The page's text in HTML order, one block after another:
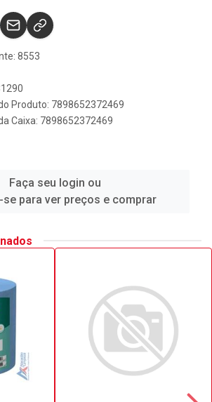
8553
Produto: 7898652372469
Caixa: 7898652372469
Faça seu login ou
se para ver preços e comprar